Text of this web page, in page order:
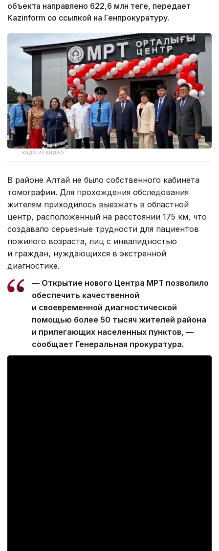
объекта направлено 622,6 млн теңге, передает
Kazinform со ссылкой на Генпрокуратуру.
кадр из видео
В районе Алтай не было собственного кабинета
томографии. Для прохождения обследования
жителям приходилось выезжать в областной
центр, расположенный на расстоянии 175 км, что
создавало серьезные трудности для пациентов
пожилого возраста, лиц с инвалидностью
и граждан, нуждающихся в экстренной
диагностике.
— Открытие нового Центра МРТ позволило
обеспечить качественной
и своевременной диагностической
помощью более 50 тысяч жителей района
и прилегающих населенных пунктов, —
сообщает Генеральная прокуратура.